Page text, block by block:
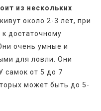
из нескольких
около 2-3 лет, при
к достаточному
очень умные и
для ловли. Они
самок от 5 до 7
может быть до 5-